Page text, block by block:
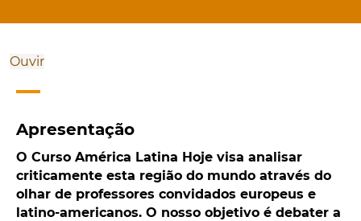
Ouvir
Apresentação
O Curso América Latina Hoje visa analisar
criticamente esta região do mundo através do
olhar de professores convidados europeus e
latino-americanos. O nosso objetivo é debater a